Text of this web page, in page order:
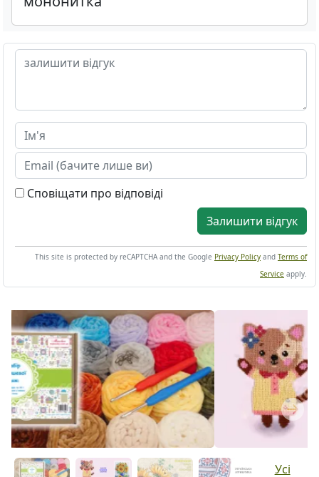
Сповіщати про відповіді
Залишити відгук
This site is protected by reCAPTCHA and the Google Privacy Policy and Terms of
Service apply.
Previous Next
Усі